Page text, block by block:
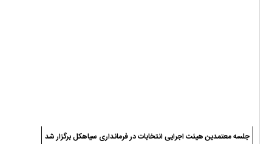
جلسه معتمدین هیئت اجرایی انتخابات در فرمانداری سیاهکل برگزار شد